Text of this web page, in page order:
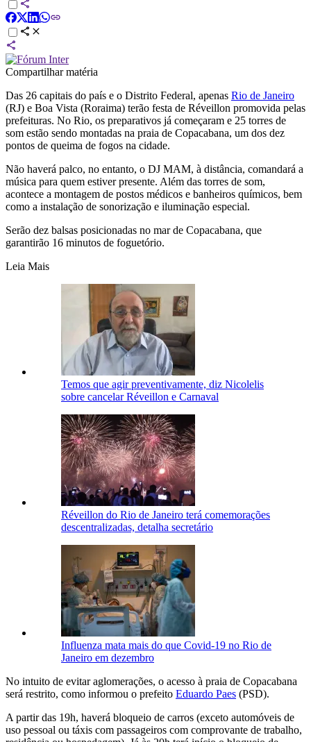
Compartilhar matéria
Das 26 capitais do país e o Distrito Federal, apenas Rio de Janeiro
(RJ) e Boa Vista (Roraima) terão festa de Réveillon promovida pelas
prefeituras. No Rio, os preparativos já começaram e 25 torres de
som estão sendo montadas na praia de Copacabana, um dos dez
pontos de queima de fogos na cidade.
Não haverá palco, no entanto, o DJ MAM, à distância, comandará a
música para quem estiver presente. Além das torres de som,
acontece a montagem de postos médicos e banheiros químicos, bem
como a instalação de sonorização e iluminação especial.
Serão dez balsas posicionadas no mar de Copacabana, que
garantirão 16 minutos de foguetório.
Leia Mais
Temos que agir preventivamente, diz Nicolelis
sobre cancelar Réveillon e Carnaval
Réveillon do Rio de Janeiro terá comemorações
descentralizadas, detalha secretário
Influenza mata mais do que Covid-19 no Rio de
Janeiro em dezembro
No intuito de evitar aglomerações, o acesso à praia de Copacabana
será restrito, como informou o prefeito Eduardo Paes (PSD).
A partir das 19h, haverá bloqueio de carros (exceto automóveis de
uso pessoal ou táxis com passageiros com comprovante de trabalho,